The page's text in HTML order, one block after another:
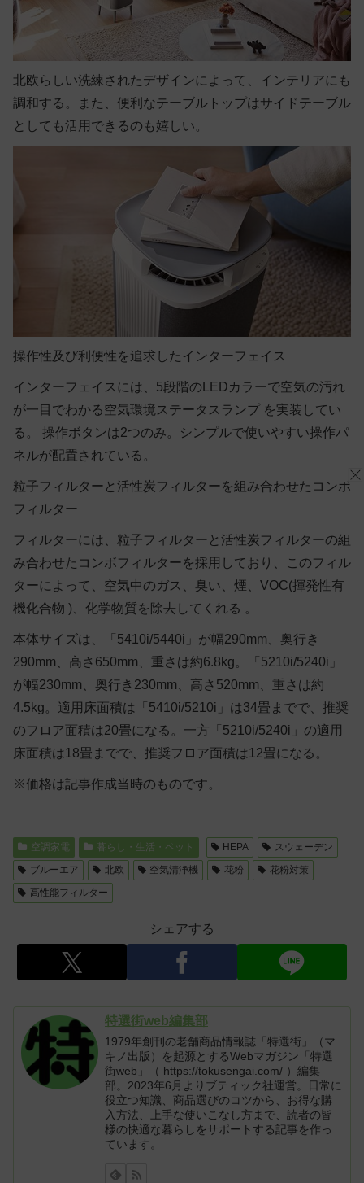
北欧らしい洗練されたデザインによって、インテリアにも
調和する。また、便利なテーブルトップはサイドテーブル
としても活用できるのも嬉しい。
操作性及び利便性を追求したインターフェイス
インターフェイスには、5段階のLEDカラーで空気の汚れ
が一目でわかる空気環境ステータスランプ を実装してい
る。 操作ボタンは2つのみ。シンプルで使いやすい操作パ
ネルが配置されている。
粒子フィルターと活性炭フィルターを組み合わせたコンボ
フィルター
フィルターには、粒子フィルターと活性炭フィルターの組
み合わせたコンボフィルターを採用しており、このフィル
ターによって、空気中のガス、臭い、煙、VOC(揮発性有
機化合物 )、化学物質を除去してくれる 。
本体サイズは、「5410i/5440i」が幅290mm、奥行き
290mm、高さ650mm、重さは約6.8kg。「5210i/5240i」
が幅230mm、奥行き230mm、高さ520mm、重さは約
4.5kg。適用床面積は「5410i/5210i」は34畳までで、推奨
のフロア面積は20畳になる。一方「5210i/5240i」の適用
床面積は18畳までで、推奨フロア面積は12畳になる。
※価格は記事作成当時のものです。
空調家電 暮らし・生活・ペット HEPA
スウェーデン
ブルーエア
北欧 空気清浄機 花粉
花粉対策
高性能フィルター
シェアする
特選街web編集部
1979年創刊の老舗商品情報誌「特選街」（マ
キノ出版）を起源とするWebマガジン「特選
街web」（ https://tokusengai.com/ ）編集
部。2023年6月よりブティック社運営。日常に
役立つ知識、商品選びのコツから、お得な購
入方法、上手な使いこなし方まで、読者の皆
様の快適な暮らしをサポートする記事を作っ
ています。